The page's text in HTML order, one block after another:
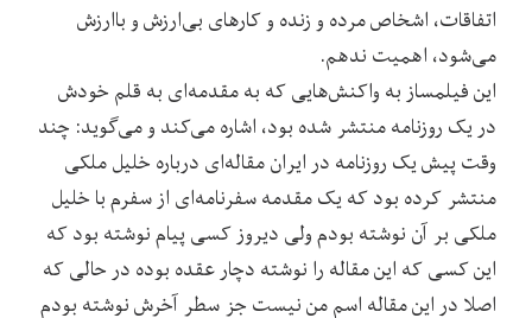
اتفاقات، اشخاص مرده و زنده و کارهای بی‌ارزش و باارزش
می‌شود، اهمیت ندهم.
این فیلمساز به واکنش‌هایی که به مقدمه‌ای به قلم خودش
در یک روزنامه منتشر شده بود، اشاره می‌کند و می‌گوید: چند
وقت پیش یک روزنامه در ایران مقاله‌ای درباره خلیل ملکی
منتشر کرده بود که یک مقدمه سفرنامه‌ای از سفرم با خلیل
ملکی بر آن نوشته بودم ولی دیروز کسی پیام نوشته بود که
این کسی که این مقاله را نوشته دچار عقده بوده در حالی که
اصلا در این مقاله اسم من نیست جز سطر آخرش نوشته بودم